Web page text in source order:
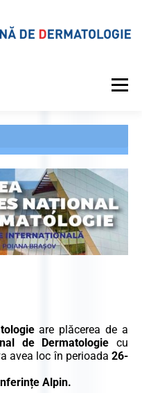
Meniu
MEDICALE
MEU
are plăcerea de a
de Dermatologie cu
avea loc în perioada 26-
Alpin.